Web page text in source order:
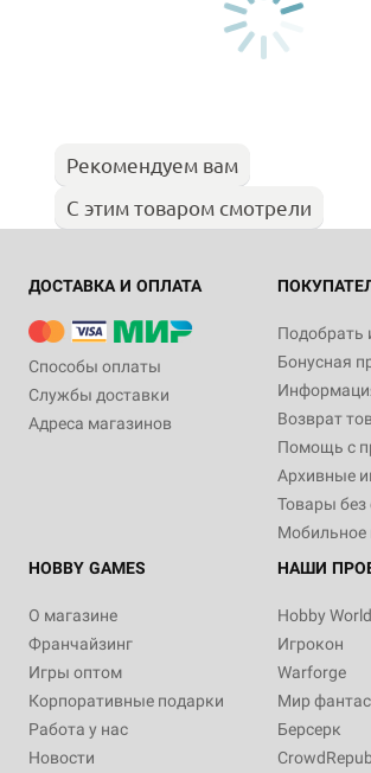
Рекомендуем вам
С этим товаром смотрели
ДОСТАВКА И ОПЛАТА
Способы оплаты
Службы доставки
Адреса магазинов
Подобрать
Бонусная
Возврат
Помощь с
Архивные
Товары без
Мобильное
HOBBY GAMES
О магазине
Франчайзинг
Игры оптом
Корпоративные подарки
Работа у нас
Новости
НАШИ
Hobby World
Игрокон
Warforge
Мир
Берсерк